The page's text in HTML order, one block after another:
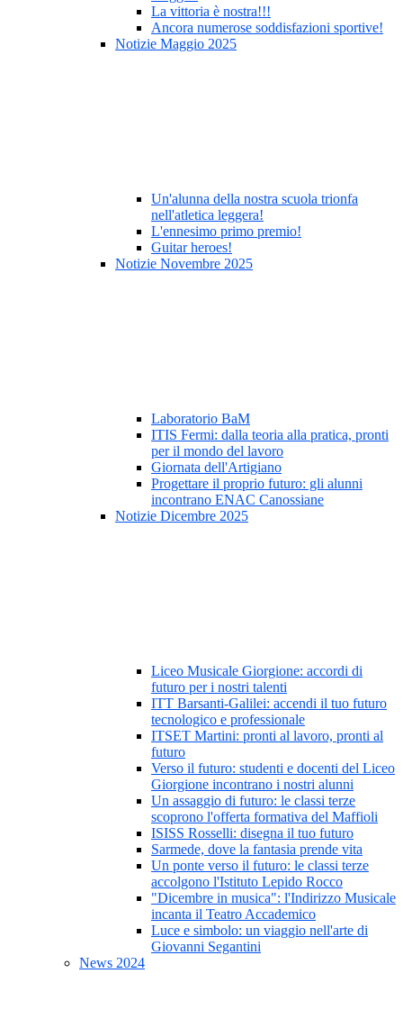
La vittoria è nostra!!!
Ancora numerose soddisfazioni sportive!
Notizie Maggio 2025
Un'alunna della nostra scuola trionfa
nell'atletica leggera!
L'ennesimo primo premio!
Guitar heroes!
Notizie Novembre 2025
Laboratorio BaM
ITIS Fermi: dalla teoria alla pratica, pronti
per il mondo del lavoro
Giornata dell'Artigiano
Progettare il proprio futuro: gli alunni
incontrano ENAC Canossiane
Notizie Dicembre 2025
Liceo Musicale Giorgione: accordi di
futuro per i nostri talenti
ITT Barsanti-Galilei: accendi il tuo futuro
tecnologico e professionale
ITSET Martini: pronti al lavoro, pronti al
futuro
Verso il futuro: studenti e docenti del Liceo
Giorgione incontrano i nostri alunni
Un assaggio di futuro: le classi terze
scoprono l'offerta formativa del Maffioli
ISISS Rosselli: disegna il tuo futuro
Sarmede, dove la fantasia prende vita
Un ponte verso il futuro: le classi terze
accolgono l'Istituto Lepido Rocco
"Dicembre in musica": l'Indirizzo Musicale
incanta il Teatro Accademico
Luce e simbolo: un viaggio nell'arte di
Giovanni Segantini
News 2024